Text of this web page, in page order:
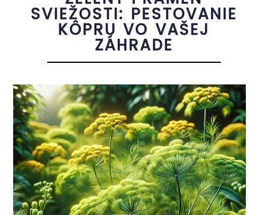
SVIEŽOSTI: PESTOVANIE
KÔPRU VO VAŠEJ
ZÁHRADE